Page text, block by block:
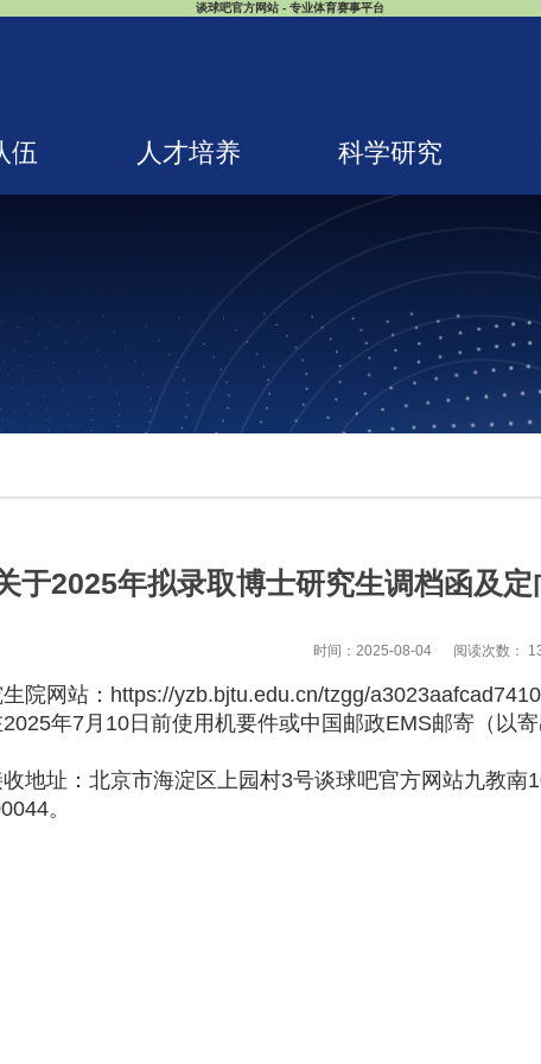
谈球吧官方网站 - 专业体育赛事平台
伍 人才培养 科学研究
于2025年拟录取博士研究生调档函及
时间：2025-08-04 阅读次数：
网站：https://yzb.bjtu.edu.cn/tzgg/
年7月10日前使用机要件或中国邮政EMS邮寄（以
址：北京市海淀区上园村3号谈球吧官方网站九教南
。